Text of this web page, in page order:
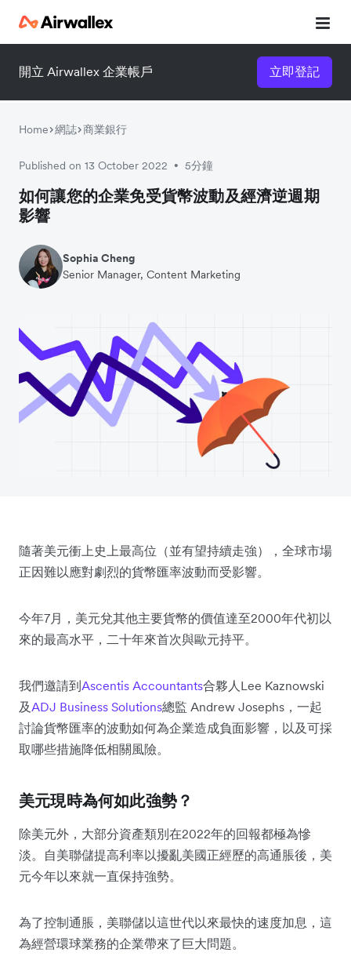
開立 Airwallex 企業帳戶 立即登記
Home 網誌 商業銀行
Published on 13 October 2022 • 5分鐘
如何讓您的企業免受貨幣波動及經濟逆週期
影響
Sophia Cheng
Senior Manager, Content Marketing
隨著美元衝上史上最高位（並有望持續走強），全球市場
正因難以應對劇烈的貨幣匯率波動而受影響。
今年7月，美元兌其他主要貨幣的價值達至2000年代初以
來的最高水平，二十年來首次與歐元持平。
我們邀請到Ascentis Accountants合夥人Lee Kaznowski
及 ADJ Business Solutions總監 Andrew Josephs，一起
討論貨幣匯率的波動如何為企業造成負面影響，以及可採
取哪些措施降低相關風險。
美元現時為何如此強勢？
除美元外，大部分資產類別在2022年的回報都極為慘
淡。自美聯儲提高利率以擾亂美國正經歷的高通脹後，美
元今年以來就一直保持強勢。
為了控制通脹，美聯儲以這世代以來最快的速度加息，這
為經營環球業務的企業帶來了巨大問題。
立即觀看 3 分鐘體驗短片
請填寫資料以觀體驗短片：